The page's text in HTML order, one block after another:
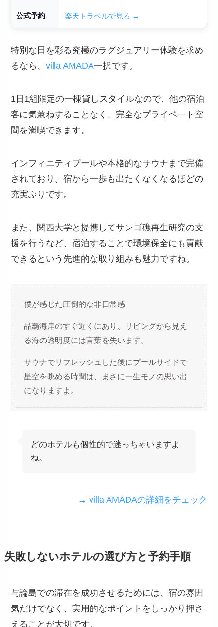
公式予約 楽天トラベルで見る →
特別な日を彩る究極のラグジュアリー体験を求め
るなら、villa AMADA一択です。
1日1組限定の一棟貸しスタイルなので、他の宿泊
客に気兼ねすることなく、完全なプライベート空
間を満喫できます。
インフィニティプールや本格的なサウナまで完備
されており、宿から一歩も出たくなくなるほどの
充実ぶりです。
また、関西大学と提携してサンゴ礁再生研究の支
援を行うなど、宿泊することで環境保全にも貢献
できるという先進的な取り組みも魅力ですね。
僕が感じた圧倒的な非日常感
品覇海岸のすぐ近くにあり、リビングから見え
る海の透明度には言葉を失います。
サウナでリフレッシュした後にプールサイドで
星空を眺める時間は、まさに一生モノの思い出
になりますよ。
どのホテルも個性的で迷っちゃいますよ
ね。
→ villa AMADAの詳細をチェック
失敗しないホテルの選び方と予約手順
与論島での滞在を成功させるためには、宿の雰囲
気だけでなく、実用的なポイントをしっかり押さ
えることが大切です。